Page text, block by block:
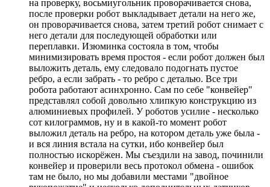
на проверку, восьмиугольник проворачивается снова,
после проверки робот выкладывает детали на него же,
он проворачивается снова, затем третий робот снимает с
него детали для последующей обработки или
переплавки. Изюминка состояла в том, чтобы
минимизировать время простоя - если робот должен был
выложить деталь, ему следовало подогнать пустое
ребро, а если забрать - то ребро с деталью. Все три
робота работают асинхронно. Сам по себе "конвейер"
представлял собой довольно хлипкую конструкцию из
алюминиевых профилей. У роботов усилие - несколько
сот килограммов, ну и в какой-то момент робот
выложил деталь на ребро, на котором деталь уже была -
и вся линия встала на сутки, ибо конвейер был
полностью искорёжен. Мы съездили на завод, починили
конвейер и проверили весь протокол обмена - ошибок
там не было, но мы добавили местами "двойное